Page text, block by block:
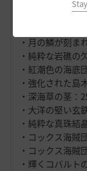
・波色が漂う規
・月の鱗が刻ま
・純粋な岩礁の
・紅潮色の海底
・強化された島
・深海草の茎：
・大洋の堅い玄
・純粋な真珠結
・コックス海賊
・コックス海賊
・輝くコバルト